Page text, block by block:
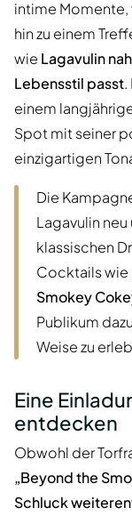
intime Momente,
hin zu einem
wie Lagavulin
Lebensstil passt.
einem
Spot mit seiner
einzigartigen
Die
Lagavulin
klassischen
Cocktails wie
Smokey
Publikum
Weise zu
Eine
entdecken
Obwohl der
„Beyond the
Schluck